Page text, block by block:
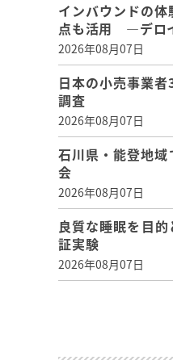
インバウンドの
点も活用 ―デロ
2026年08月07日
日本の小売事業
調査
2026年08月07日
石川県・能登地
会
2026年08月07日
良質な睡眠を目
証実験
2026年08月07日